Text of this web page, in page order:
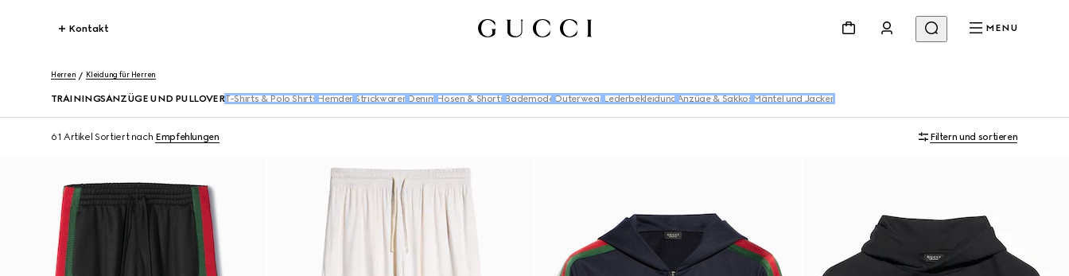
Kontakt MENU
Herren Kleidung für Herren
TRAININGSANZÜGE UND PULLOVERT-Shirts & Polo Shirts Hemden Strickwaren Denim Hosen & Shorts BademodeOuterwear Lederbekleidung Anzüge & Sakkos Mäntel und Jacken
61 Artikel Sortiert nach Empfehlungen Filtern und sortieren